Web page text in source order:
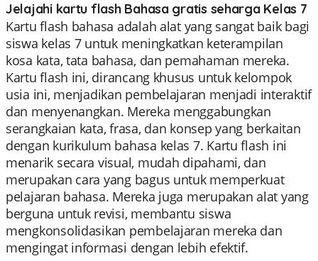
Jelajahi kartu flash Bahasa gratis seharga Kelas 7
Kartu flash bahasa adalah alat yang sangat baik bagi
siswa kelas 7 untuk meningkatkan keterampilan
kosa kata, tata bahasa, dan pemahaman mereka.
Kartu flash ini, dirancang khusus untuk kelompok
usia ini, menjadikan pembelajaran menjadi interaktif
dan menyenangkan. Mereka menggabungkan
serangkaian kata, frasa, dan konsep yang berkaitan
dengan kurikulum bahasa kelas 7. Kartu flash ini
menarik secara visual, mudah dipahami, dan
merupakan cara yang bagus untuk memperkuat
pelajaran bahasa. Mereka juga merupakan alat yang
berguna untuk revisi, membantu siswa
mengkonsolidasikan pembelajaran mereka dan
mengingat informasi dengan lebih efektif.